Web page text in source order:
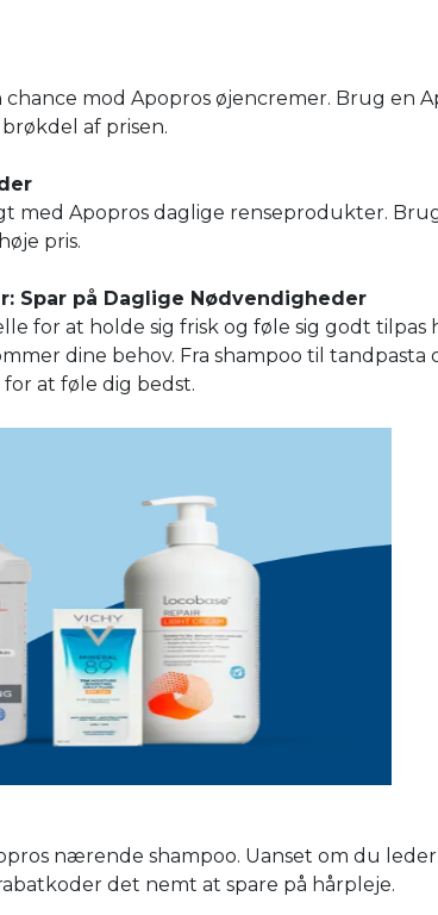
mod Apopros øjencremer. Brug en
af prisen.
med Apopros daglige renseprodukter.
pris.
Spar på Daglige Nødvendigheder
for at holde sig frisk og føle sig godt tilpas
dine behov. Fra shampoo til tandpasta
at føle dig bedst.
nærende shampoo. Uanset om du
det nemt at spare på hårpleje.